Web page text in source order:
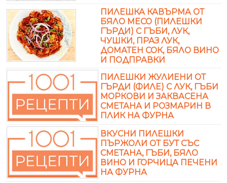
ПИЛЕШКА КАВЪРМА ОТ
БЯЛО МЕСО (ПИЛЕШКИ
ГЪРДИ) С ГЪБИ, ЛУК,
ЧУШКИ, ПРАЗ ЛУК,
ДОМАТЕН СОК, БЯЛО ВИНО
И ПОДПРАВКИ
ПИЛЕШКИ ЖУЛИЕНИ ОТ
ГЪРДИ (ФИЛЕ) С ЛУК, ГЪБИ
МОРКОВИ И ЗАКВАСЕНА
СМЕТАНА И РОЗМАРИН В
ПЛИК НА ФУРНА
ВКУСНИ ПИЛЕШКИ
ПЪРЖОЛИ ОТ БУТ СЪС
СМЕТАНА, ГЪБИ, БЯЛО
ВИНО И ГОРЧИЦА ПЕЧЕНИ
НА ФУРНА